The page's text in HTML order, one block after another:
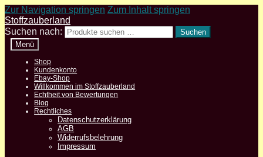
Zur Navigation springen Zum Inhalt springen
Stoffzauberland
Suchen nach:
Suchen
Menü
Shop
Kundenkonto
Ebay-Shop
Willkommen im Stoffzauberland
Echtheit von Bewertungen
Blog
Rechtliches
Datenschutzerklärung
AGB
Widerrufsbelehrung
Impressum